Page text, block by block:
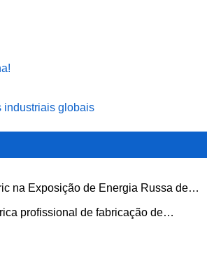
industriais globais
na Exposição de Energia Russa de
profissional de fabricação de